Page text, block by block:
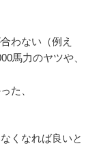
わない（例え
馬力のヤツや、
た、
くなれば良いと